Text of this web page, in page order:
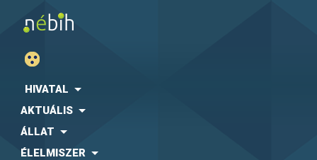
HIVATAL
AKTUÁLIS
ÁLLAT
ÉLELMISZER